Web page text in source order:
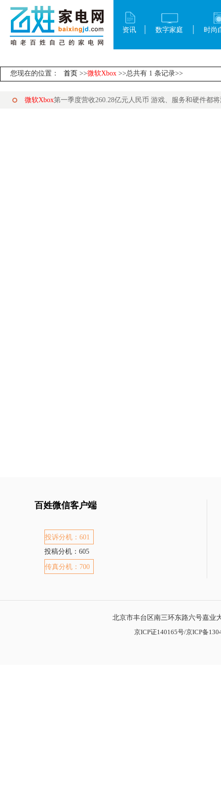
资讯 数字家庭 时尚
您现在的位置： 首页 >>微软Xbox >>总共有 1 条记录>>
微软Xbox第一季度营收260.28亿元人民币 游戏、服务和硬件都
百姓微信客户端
投诉分机：601
投稿分机：605
传真分机：700
北京市丰台区南三环东路六号嘉业
京ICP证140165号/京ICP备